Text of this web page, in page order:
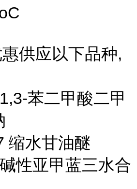
供应以下品种,
苯二甲酸二甲
缩水甘油醚
性亚甲蓝三水合